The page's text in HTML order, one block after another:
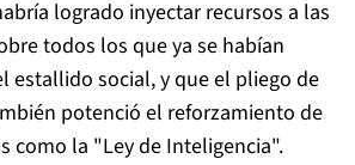
logrado inyectar recursos a las
todos los que ya se habían
estallido social, y que el pliego de
potenció el reforzamiento de
como la "Ley de Inteligencia".